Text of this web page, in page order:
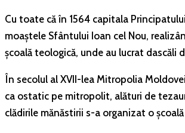
Cu toate că în 1564 capitala
moaștele Sfântului Ioan cel Nou,
școală teologică, unde au lucrat dascăli
În secolul al XVII-lea Mitropolia
ca ostatic pe mitropolit, alături de
clădirile mănăstirii s-a organizat o